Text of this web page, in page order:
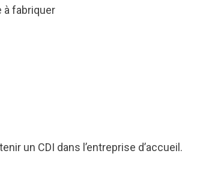
à fabriquer
un CDI dans l’entreprise d’accueil.